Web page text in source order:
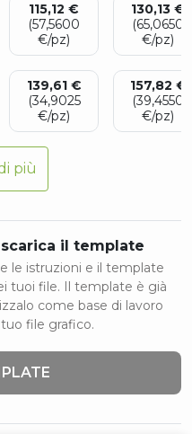
115,12 €
(57,5600
€/pz)
130,13 €
(65,0650
€/pz)
139,61 €
(34,9025
€/pz)
157,82 €
(39,4550
€/pz)
più
il template
le istruzioni e il template
tuoi file. Il template è già
come base di lavoro
file grafico.